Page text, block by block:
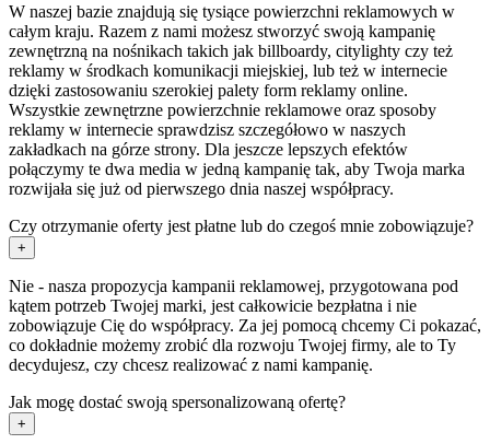
W naszej bazie znajdują się tysiące powierzchni reklamowych w
całym kraju. Razem z nami możesz stworzyć swoją kampanię
zewnętrzną na nośnikach takich jak billboardy, citylighty czy też
reklamy w środkach komunikacji miejskiej, lub też w internecie
dzięki zastosowaniu szerokiej palety form reklamy online.
Wszystkie zewnętrzne powierzchnie reklamowe oraz sposoby
reklamy w internecie sprawdzisz szczegółowo w naszych
zakładkach na górze strony. Dla jeszcze lepszych efektów
połączymy te dwa media w jedną kampanię tak, aby Twoja marka
rozwijała się już od pierwszego dnia naszej współpracy.
Czy otrzymanie oferty jest płatne lub do czegoś mnie zobowiązuje?
+
Nie - nasza propozycja kampanii reklamowej, przygotowana pod
kątem potrzeb Twojej marki, jest całkowicie bezpłatna i nie
zobowiązuje Cię do współpracy. Za jej pomocą chcemy Ci pokazać,
co dokładnie możemy zrobić dla rozwoju Twojej firmy, ale to Ty
decydujesz, czy chcesz realizować z nami kampanię.
Jak mogę dostać swoją spersonalizowaną ofertę?
+